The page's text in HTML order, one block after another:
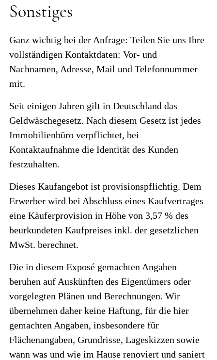
Sonstiges
Ganz wichtig bei der Anfrage: Teilen Sie uns Ihre
vollständigen Kontaktdaten: Vor- und
Nachnamen, Adresse, Mail und Telefonnummer
mit.
Seit einigen Jahren gilt in Deutschland das
Geldwäschegesetz. Nach diesem Gesetz ist jedes
Immobilienbüro verpflichtet, bei
Kontaktaufnahme die Identität des Kunden
festzuhalten.
Dieses Kaufangebot ist provisionspflichtig. Dem
Erwerber wird bei Abschluss eines Kaufvertrages
eine Käuferprovision in Höhe von 3,57 % des
beurkundeten Kaufpreises inkl. der gesetzlichen
MwSt. berechnet.
Die in diesem Exposé gemachten Angaben
beruhen auf Auskünften des Eigentümers oder
vorgelegten Plänen und Berechnungen. Wir
übernehmen daher keine Haftung, für die hier
gemachten Angaben, insbesondere für
Flächenangaben, Grundrisse, Lageskizzen sowie
wann was und wie im Hause renoviert und saniert